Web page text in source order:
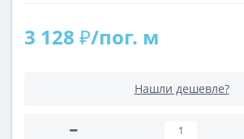
3 128 ₽/пог. м
Нашли дешевле?